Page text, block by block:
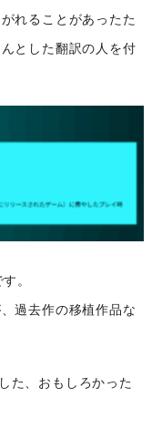
れることがあったた
とした翻訳の人を付
。
過去作の移植作品な
た、おもしろかった